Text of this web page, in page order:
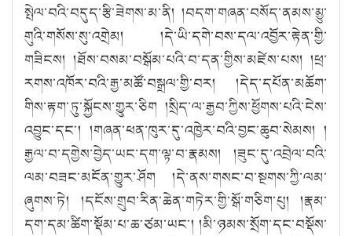
སྤེལ་བའི་བདུད་རྩི་ཟེགས་མ་ནི། །བདག་གཞན་བསོད་ནམས་མྱུ་
གུའི་གསོས་སུ་འགྲེམ། །དེ་ཡི་དགེ་བས་དལ་འབྱོར་རྟེན་གྱི་
གཟིངས། །ཐོས་བསམ་བསྒོམ་པའི་བ་དན་གྱིས་མཛེས་པས། །ཕྲ་
རགས་འཁོར་བའི་རྒྱ་མཚོ་བསྒྲལ་གྱི་བར། །དེད་དཔོན་མཆོག་
གིས་རྟག་ཏུ་སྐྱོངས་གྱུར་ཅིག །སྲིད་ལ་རྒྱབ་ཀྱིས་ཕྱོགས་པའི་ངེས་
འབྱུང་དང༌། །གཞན་ཕན་ཁུར་དུ་འཁྱེར་བའི་བྱང་ཆུབ་སེམས། །
རྒྱལ་བ་དགྱེས་བྱེད་ཡང་དག་ལྟ་བ་རྣམས། །ཟུང་དུ་འབྲེལ་བའི་
ལམ་བཟང་མངོན་གྱུར་ཤོག །དེ་ནས་གསང་བ་སྔགས་ཀྱི་ལམ་
ཞུགས་ཏེ། །དངོས་གྲུབ་རིན་ཆེན་གཏེར་གྱི་སྒོ་གཅིག་པུ། །རྣམ་
དག་དམ་ཚིག་སྡོམ་པ་ཆ་ཙམ་ཡང༌། །མི་ཉམས་སྲོག་དང་བསྡོས་